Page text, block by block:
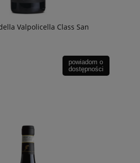
Valpolicella Class San
powiadom o
dostępności